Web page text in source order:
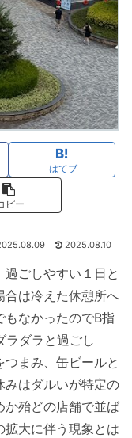
はてブ
ピー
2025.08.10
ごしやすい１日と
合は冷えた休憩所へ
なかったのでB指
ラダラと過ごし
まみ、缶ビールと
みはダルいが特定の
か殆どの店舗で並ば
拡大に伴う現象とは